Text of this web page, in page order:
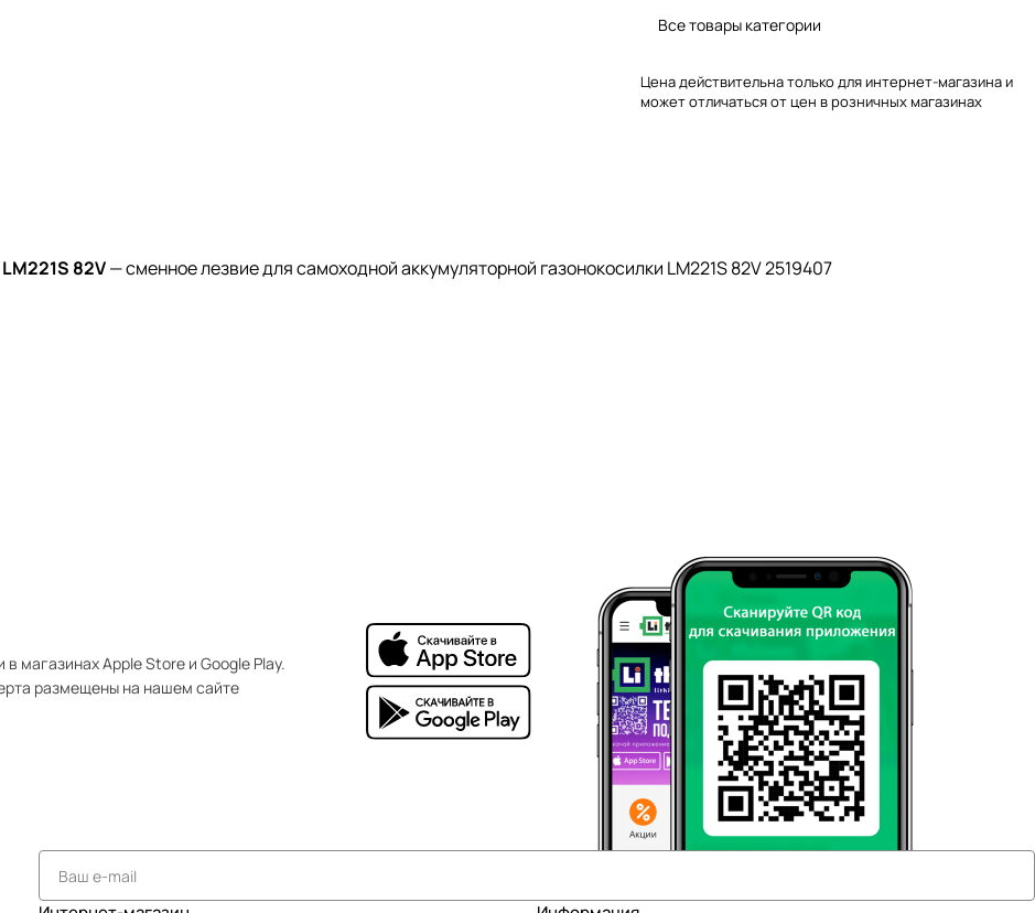
Все товары категории
Цена действительна только для интернет-магазина и
может отличаться от цен в розничных магазинах
82V— сменное лезвие для самоходной аккумуляторной газонокосилки LM221S 82V 2519407
магазинах Apple Store и Google Play.
размещены на нашем сайте